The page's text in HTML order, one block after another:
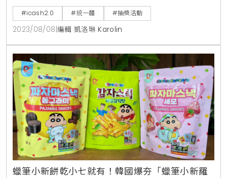
成「統一麵迷你號icash2.0」，外盒以經典肉燥風味做
為設計，打開後即可看到卡片本體。本次「統一麵迷你
號icash2.0」共有四種款式：肉燥風味、肉骨茶風味、
鮮蝦風味以及蔥燒牛肉風味，「統一麵迷你號
icash2.0」採用「盲盒」方式販售，外盒並無
#icash2.0 #統一麵 #抽獎活動
2023/08/08 編輯 凱洛琳 Karolin
蠟筆小新餅乾小七就有！韓國爆夯「蠟筆小新羅